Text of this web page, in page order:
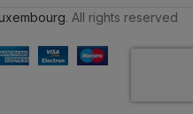
. All rights reserved